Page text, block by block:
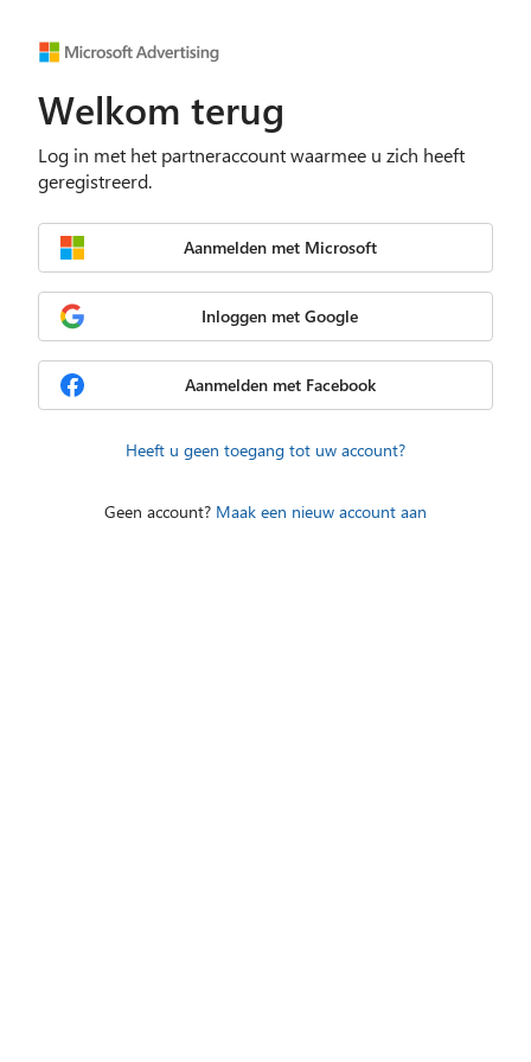
Welkom terug
Log in met het partneraccount waarmee u zich heeft
geregistreerd.
Aanmelden met Microsoft
Inloggen met Google
Aanmelden met Facebook
Heeft u geen toegang tot uw account?
Geen account? Maak een nieuw account aan